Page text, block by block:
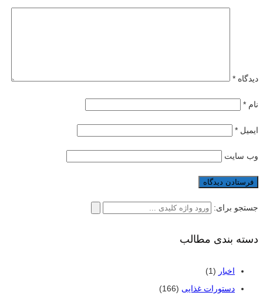
دیدگاه *
نام *
ایمیل *
وب‌ سایت
جستجو برای:
دسته بندی مطالب
اخبار (1)
دستورات غذایی (166)